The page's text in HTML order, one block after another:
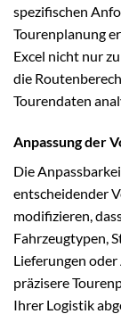
spezifischen
Tourenplanung
Excel nicht nur
die
Tourendaten
Anpassung der
Die
entscheidender
modifizieren,
Fahrzeugtypen,
Lieferungen
präzisere
Ihrer Logistik